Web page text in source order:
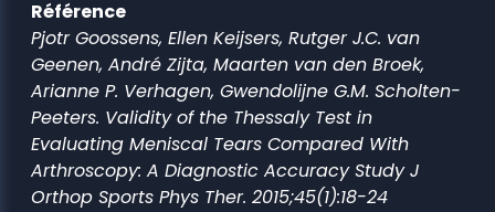
Référence
Pjotr Goossens, Ellen Keijsers, Rutger J.C. van
Geenen, André Zijta, Maarten van den Broek,
Arianne P. Verhagen, Gwendolijne G.M. Scholten-
Peeters. Validity of the Thessaly Test in
Evaluating Meniscal Tears Compared With
Arthroscopy: A Diagnostic Accuracy Study J
Orthop Sports Phys Ther. 2015;45(1):18-24